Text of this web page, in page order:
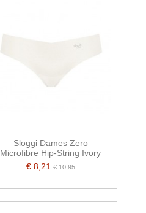
Sloggi Dames Zero
Microfibre Hip-String Ivory
€ 8,21€ 10,95